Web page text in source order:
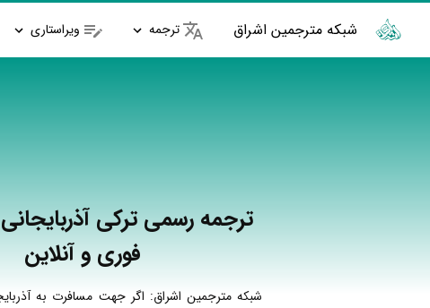
شبکه مترجمین اشراق ترجمه ویراستاری
ترجمه رسمی ترکی
فوری و آنلاین
شبکه مترجمین اشراق: اگر جهت مسافرت به